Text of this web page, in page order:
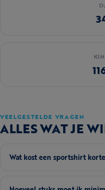
VEELGESTELDE VRAGEN
ALLES WAT JE
Wat kost een sportshirt